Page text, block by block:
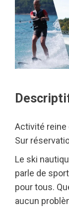
Activité reine
Sur
Le ski
parle de
pour tous.
aucun